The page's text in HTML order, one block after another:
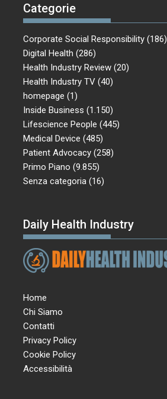
Categorie
Corporate Social Responsibility (186)
Digital Health (286)
Health Industry Review (20)
Health Industry TV (40)
homepage (1)
Inside Business (1.150)
Lifescience People (445)
Medical Device (485)
Patient Advocacy (258)
Primo Piano (9.855)
Senza categoria (16)
Daily Health Industry
Home
Chi Siamo
Contatti
Privacy Policy
Cookie Policy
Accessibilità